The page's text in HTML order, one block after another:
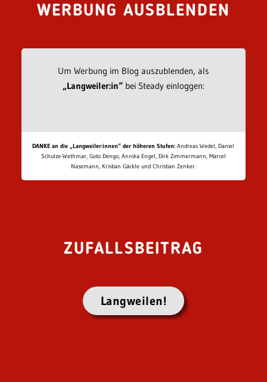
WERBUNG AUSBLENDEN
Um Werbung im Blog auszublenden, als
„Langweiler:in“bei Steady einloggen:
DANKE an die „Langweiler:innen“ der höheren Stufen: Andreas Wedel, Daniel
Schulze-Wethmar, Goto Dengo, Annika Engel, Dirk Zimmermann, Marcel
Nasemann, Kristian Gäckle und Christian Zenker.
ZUFALLSBEITRAG
Langweilen!